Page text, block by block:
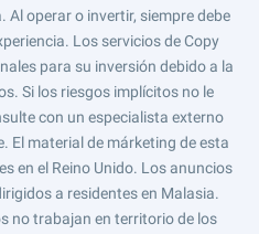
Al operar o invertir, siempre debe
Los servicios de Copy
para su inversión debido a la
Si los riesgos implícitos no le
con un especialista externo
El material de márketing de esta
en el Reino Unido. Los anuncios
a residentes en Malasia.
no trabajan en territorio de los